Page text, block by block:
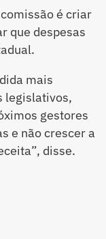
é criar
que despesas
mais
legislativos,
gestores
e não crescer a
disse.